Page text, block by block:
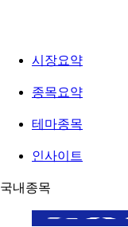
시장요약
종목요약
테마종목
인사이트
국내종목